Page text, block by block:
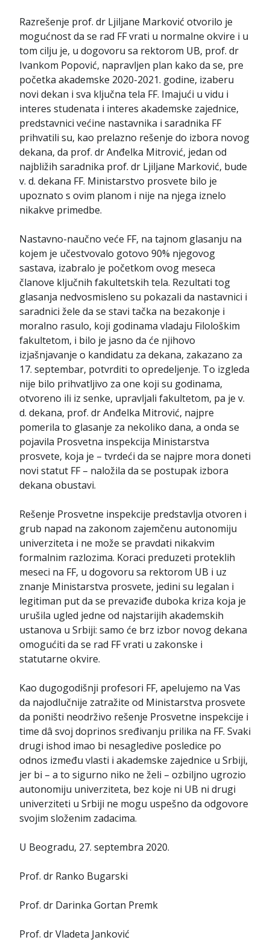
Razrešenje prof. dr Ljiljane Marković otvorilo je
mogućnost da se rad FF vrati u normalne okvire i u
tom cilju je, u dogovoru sa rektorom UB, prof. dr
Ivankom Popović, napravljen plan kako da se, pre
početka akademske 2020-2021. godine, izaberu
novi dekan i sva ključna tela FF. Imajući u vidu i
interes studenata i interes akademske zajednice,
predstavnici većine nastavnika i saradnika FF
prihvatili su, kao prelazno rešenje do izbora novog
dekana, da prof. dr Anđelka Mitrović, jedan od
najbližih saradnika prof. dr Ljiljane Marković, bude
v. d. dekana FF. Ministarstvo prosvete bilo je
upoznato s ovim planom i nije na njega iznelo
nikakve primedbe.
Nastavno-naučno veće FF, na tajnom glasanju na
kojem je učestvovalo gotovo 90% njegovog
sastava, izabralo je početkom ovog meseca
članove ključnih fakultetskih tela. Rezultati tog
glasanja nedvosmisleno su pokazali da nastavnici i
saradnici žele da se stavi tačka na bezakonje i
moralno rasulo, koji godinama vladaju Filološkim
fakultetom, i bilo je jasno da će njihovo
izjašnjavanje o kandidatu za dekana, zakazano za
17. septembar, potvrditi to opredeljenje. To izgleda
nije bilo prihvatljivo za one koji su godinama,
otvoreno ili iz senke, upravljali fakultetom, pa je v.
d. dekana, prof. dr Anđelka Mitrović, najpre
pomerila to glasanje za nekoliko dana, a onda se
pojavila Prosvetna inspekcija Ministarstva
prosvete, koja je – tvrdeći da se najpre mora doneti
novi statut FF – naložila da se postupak izbora
dekana obustavi.
Rešenje Prosvetne inspekcije predstavlja otvoren i
grub napad na zakonom zajemčenu autonomiju
univerziteta i ne može se pravdati nikakvim
formalnim razlozima. Koraci preduzeti proteklih
meseci na FF, u dogovoru sa rektorom UB i uz
znanje Ministarstva prosvete, jedini su legalan i
legitiman put da se prevaziđe duboka kriza koja je
urušila ugled jedne od najstarijih akademskih
ustanova u Srbiji: samo će brz izbor novog dekana
omogućiti da se rad FF vrati u zakonske i
statutarne okvire.
Kao dugogodišnji profesori FF, apelujemo na Vas
da najodlučnije zatražite od Ministarstva prosvete
da poništi neodrživo rešenje Prosvetne inspekcije i
time dâ svoj doprinos sređivanju prilika na FF. Svaki
drugi ishod imao bi nesagledive posledice po
odnos između vlasti i akademske zajednice u Srbiji,
jer bi – a to sigurno niko ne želi – ozbiljno ugrozio
autonomiju univerziteta, bez koje ni UB ni drugi
univerziteti u Srbiji ne mogu uspešno da odgovore
svojim složenim zadacima.
U Beogradu, 27. septembra 2020.
Prof. dr Ranko Bugarski
Prof. dr Darinka Gortan Premk
Prof. dr Vladeta Janković